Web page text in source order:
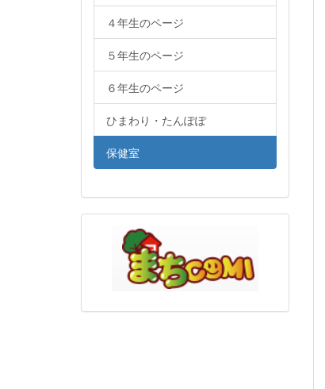
４年生のページ
５年生のページ
６年生のページ
ひまわり・たんぽぽ
保健室